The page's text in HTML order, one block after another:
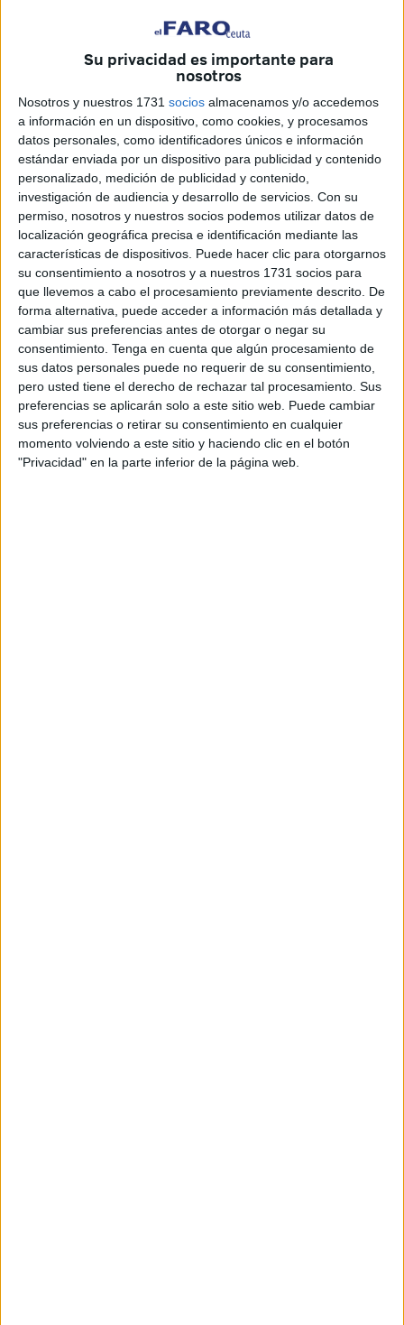
Su privacidad es importante para
nosotros
Nosotros y nuestros 1731 socios almacenamos y/o accedemos
a información en un dispositivo, como cookies, y procesamos
datos personales, como identificadores únicos e información
estándar enviada por un dispositivo para publicidad y contenido
personalizado, medición de publicidad y contenido,
investigación de audiencia y desarrollo de servicios. Con su
permiso, nosotros y nuestros socios podemos utilizar datos de
localización geográfica precisa e identificación mediante las
características de dispositivos. Puede hacer clic para otorgarnos
su consentimiento a nosotros y a nuestros 1731 socios para
que llevemos a cabo el procesamiento previamente descrito. De
forma alternativa, puede acceder a información más detallada y
cambiar sus preferencias antes de otorgar o negar su
consentimiento. Tenga en cuenta que algún procesamiento de
sus datos personales puede no requerir de su consentimiento,
pero usted tiene el derecho de rechazar tal procesamiento. Sus
preferencias se aplicarán solo a este sitio web. Puede cambiar
sus preferencias o retirar su consentimiento en cualquier
momento volviendo a este sitio y haciendo clic en el botón
"Privacidad" en la parte inferior de la página web.
Plataforma en Defensa del Arbolado
Urbano, la Biodiversidad y elMedio Ambiente(DAUBMA)
ha querido denunciar una vez más las atrocidades que se
cometencontra la naturalezaen Ceuta.
Según explican en un comunicado, se ha procedido a una
"limpieza total" de todo tipo de vegetación en los terrenos
del litoral frente a los pisos de labarriada de Miramar
Bajo, por lo que han querido dar a conocer este hecho a la
población ceutí y a "las autoridades que mandan hacer
estos trabajos" para que "sepan a lo que se exponen
eliminando toda la vegetación de la zona no invadida de
cemento y hormigón".
"En esta zona se ha quitado toda la cobertura vegetal,
excepto una higuera pequeña y algunas palmeras
pequeñas como se pueden ver en las fotos. Parece ser
que los encargados de estos trabajos no saben que esta